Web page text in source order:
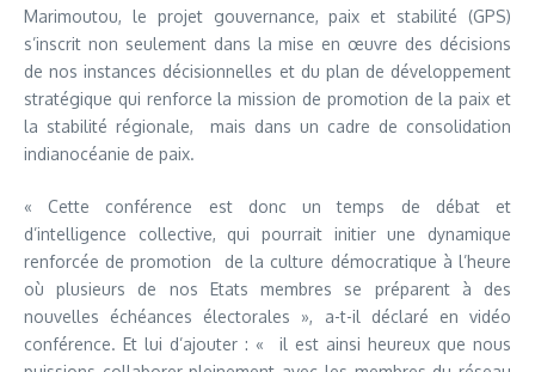
Marimoutou, le projet gouvernance, paix et stabilité (GPS)
s’inscrit non seulement dans la mise en œuvre des décisions
de nos instances décisionnelles et du plan de développement
stratégique qui renforce la mission de promotion de la paix et
la stabilité régionale, mais dans un cadre de consolidation
indianocéanie de paix.
« Cette conférence est donc un temps de débat et
d’intelligence collective, qui pourrait initier une dynamique
renforcée de promotion de la culture démocratique à l’heure
où plusieurs de nos Etats membres se préparent à des
nouvelles échéances électorales », a-t-il déclaré en vidéo
conférence. Et lui d’ajouter : « il est ainsi heureux que nous